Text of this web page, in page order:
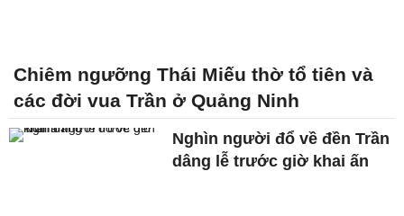
Chiêm ngưỡng Thái Miếu thờ tổ tiên và
các đời vua Trần ở Quảng Ninh
Nghìn người đổ về đền Trần
dâng lễ trước giờ khai ấn